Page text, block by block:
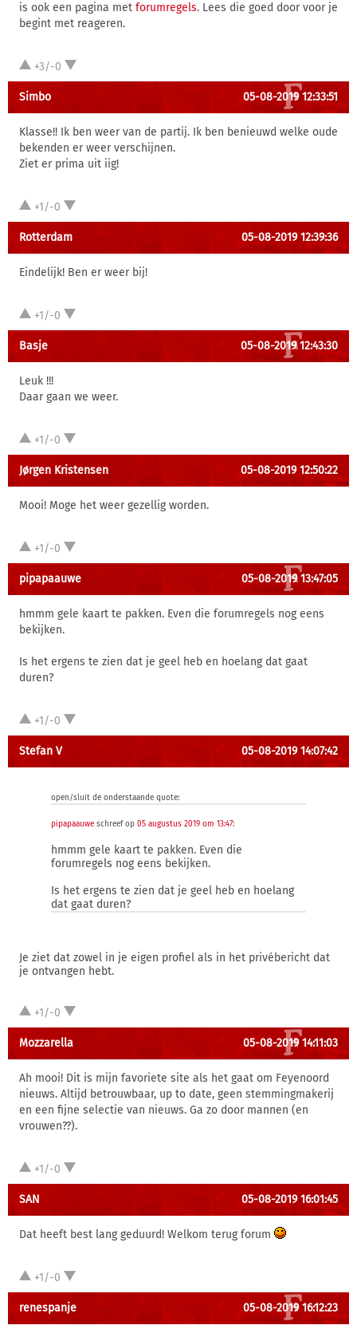
is ook een pagina met forumregels. Lees die goed door voor je
begint met reageren.
+3/-0
Simbo 05-08-2019 12:33:51
Klasse!! Ik ben weer van de partij. Ik ben benieuwd welke oude
bekenden er weer verschijnen.
Ziet er prima uit iig!
+1/-0
Rotterdam 05-08-2019 12:39:36
Eindelijk! Ben er weer bij!
+1/-0
Basje 05-08-2019 12:43:30
Leuk !!!
Daar gaan we weer.
+1/-0
Jørgen Kristensen 05-08-2019 12:50:22
Mooi! Moge het weer gezellig worden.
+1/-0
pipapaauwe 05-08-2019 13:47:05
hmmm gele kaart te pakken. Even die forumregels nog eens
bekijken.
Is het ergens te zien dat je geel heb en hoelang dat gaat
duren?
+1/-0
Stefan V 05-08-2019 14:07:42
open/sluit de onderstaande quote:
pipapaauwe schreef op 05 augustus 2019 om 13:47:
hmmm gele kaart te pakken. Even die
forumregels nog eens bekijken.
Is het ergens te zien dat je geel heb en hoelang
dat gaat duren?
Je ziet dat zowel in je eigen profiel als in het privébericht dat
je ontvangen hebt.
+1/-0
Mozzarella 05-08-2019 14:11:03
Ah mooi! Dit is mijn favoriete site als het gaat om Feyenoord
nieuws. Altijd betrouwbaar, up to date, geen stemmingmakerij
en een fijne selectie van nieuws. Ga zo door mannen (en
vrouwen??).
+1/-0
SAN 05-08-2019 16:01:45
Dat heeft best lang geduurd! Welkom terug forum
+1/-0
renespanje 05-08-2019 16:12:23